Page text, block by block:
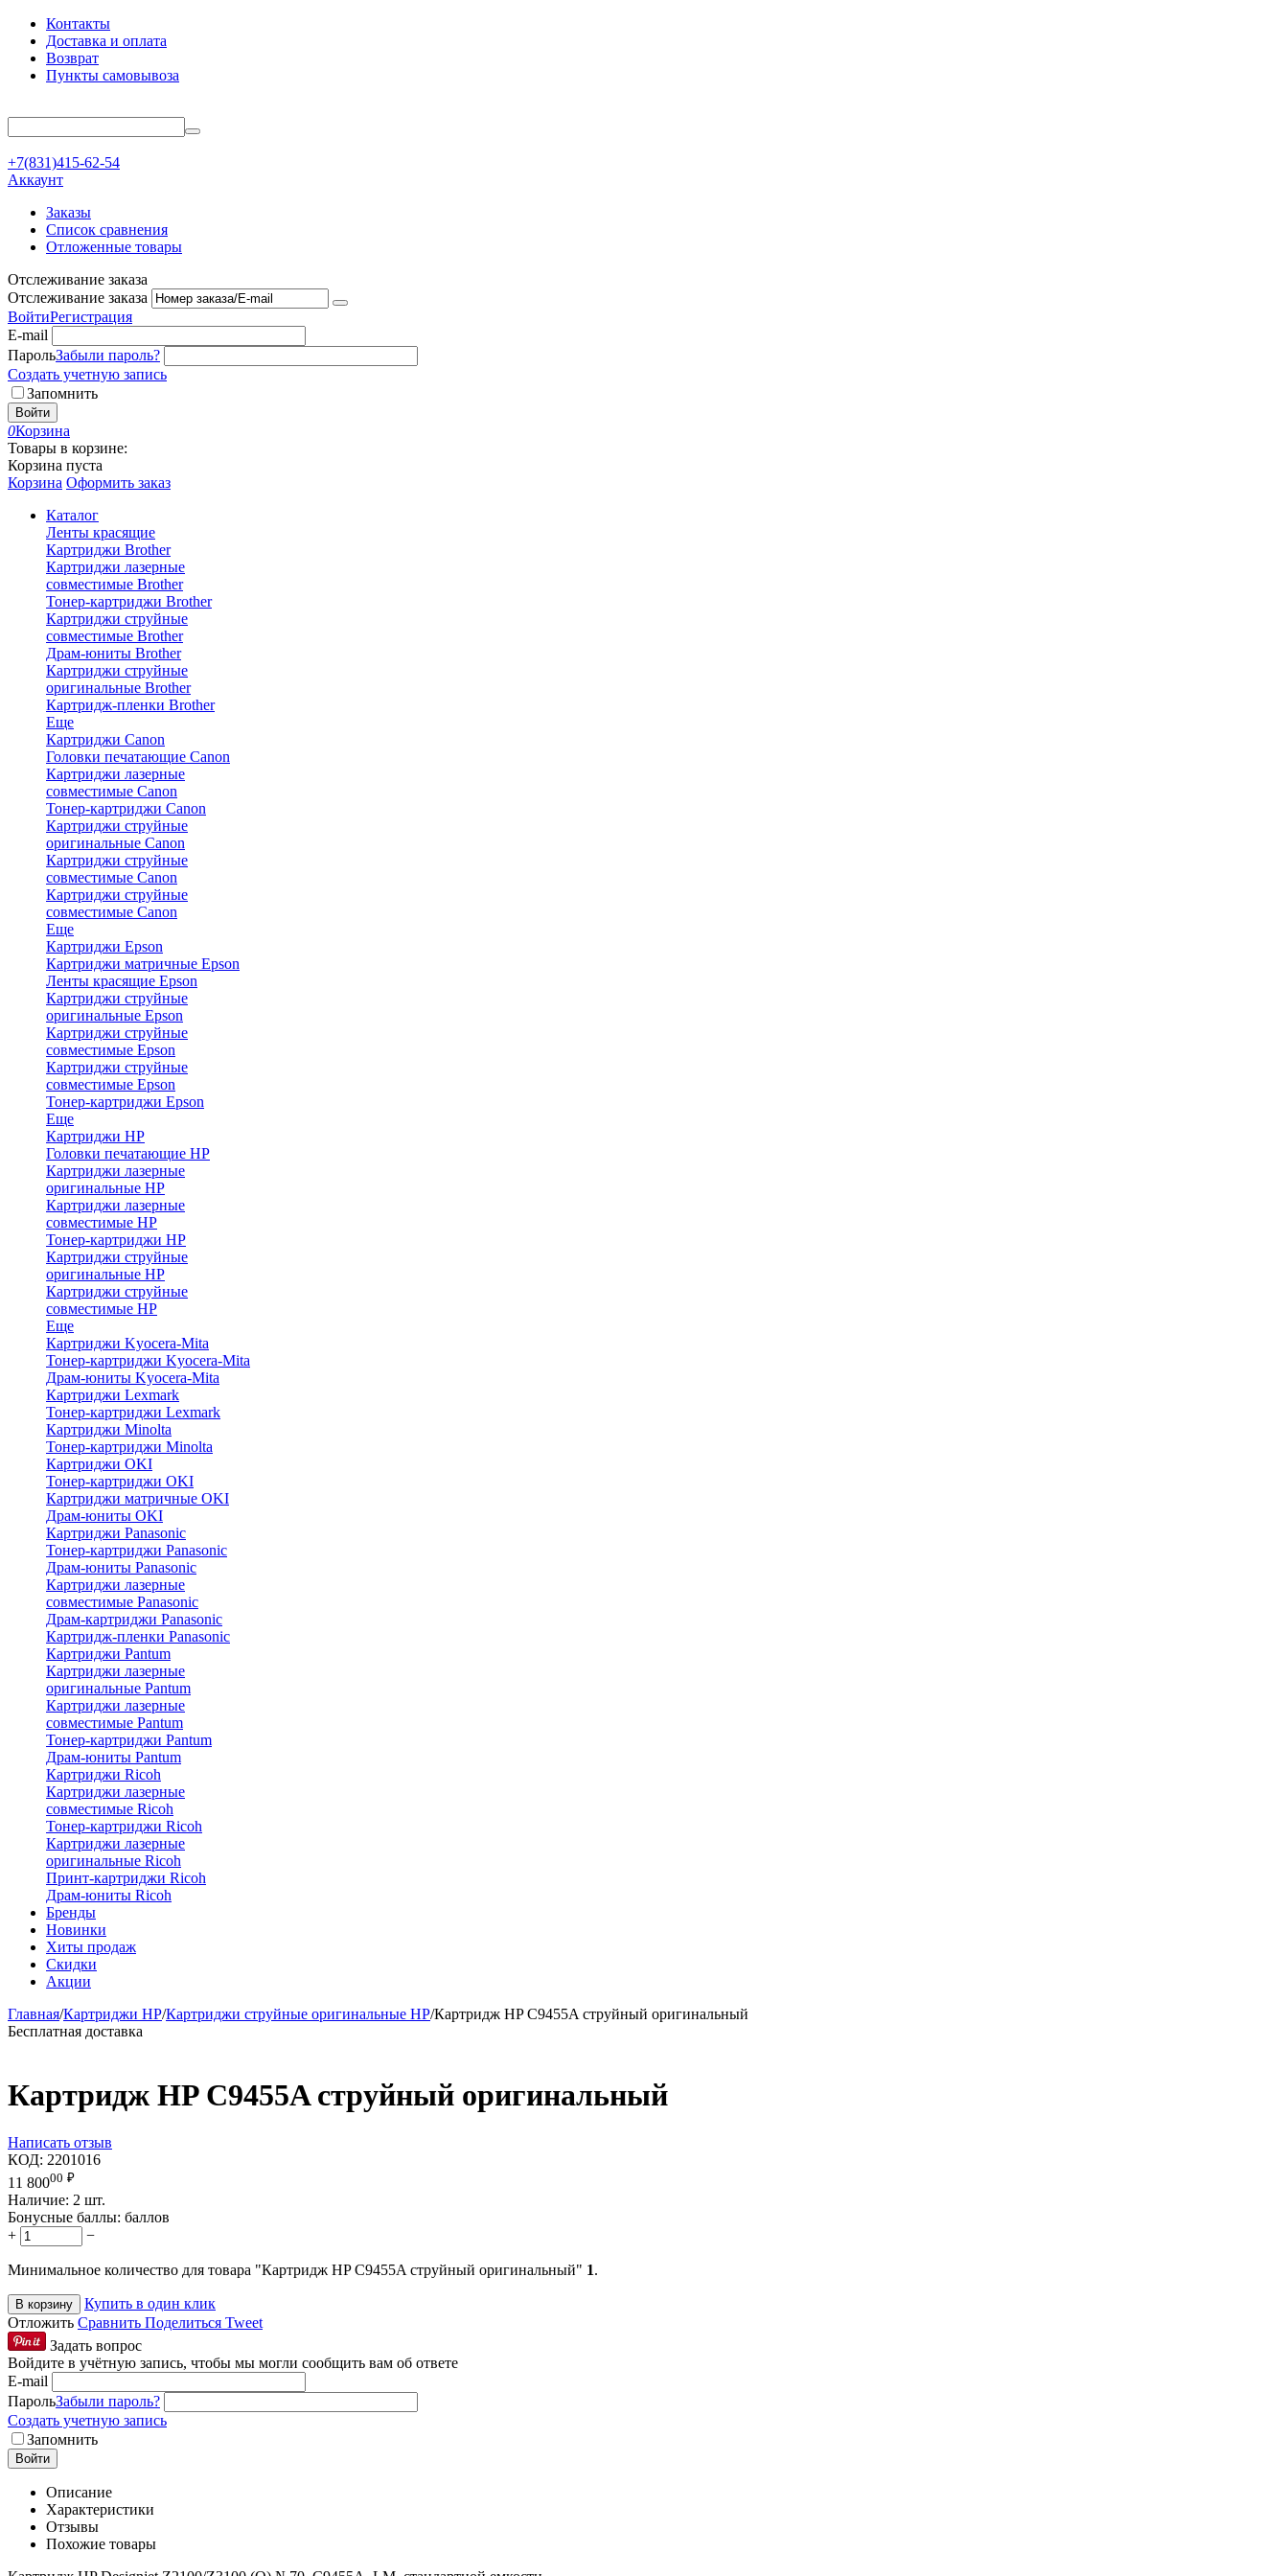
Контакты
Доставка и оплата
Возврат
Пункты самовывоза
+7(831)415-62-54
Аккаунт
Заказы
Список сравнения
Отложенные товары
Отслеживание заказа
Отслеживание заказа
ВойтиРегистрация
E-mail
ПарольЗабыли пароль?
Создать учетную запись
Запомнить
Войти
0Корзина
Товары в корзине:
Корзина пуста
Корзина Оформить заказ
Каталог
Ленты красящие
Картриджи Brother
Картриджи лазерные
совместимые Brother
Тонер-картриджи Brother
Картриджи струйные
совместимые Brother
Драм-юниты Brother
Картриджи струйные
оригинальные Brother
Картридж-пленки Brother
Еще
Картриджи Canon
Головки печатающие Canon
Картриджи лазерные
совместимые Canon
Тонер-картриджи Canon
Картриджи струйные
оригинальные Canon
Картриджи струйные
совместимые Canon
Картриджи струйные
совместимые Canon
Еще
Картриджи Epson
Картриджи матричные Epson
Ленты красящие Epson
Картриджи струйные
оригинальные Epson
Картриджи струйные
совместимые Epson
Картриджи струйные
совместимые Epson
Тонер-картриджи Epson
Еще
Картриджи HP
Головки печатающие HP
Картриджи лазерные
оригинальные HP
Картриджи лазерные
совместимые HP
Тонер-картриджи HP
Картриджи струйные
оригинальные HP
Картриджи струйные
совместимые HP
Еще
Картриджи Kyocera-Mita
Тонер-картриджи Kyocera-Mita
Драм-юниты Kyocera-Mita
Картриджи Lexmark
Тонер-картриджи Lexmark
Картриджи Minolta
Тонер-картриджи Minolta
Картриджи OKI
Тонер-картриджи OKI
Картриджи матричные OKI
Драм-юниты OKI
Картриджи Panasonic
Тонер-картриджи Panasonic
Драм-юниты Panasonic
Картриджи лазерные
совместимые Panasonic
Драм-картриджи Panasonic
Картридж-пленки Panasonic
Картриджи Pantum
Картриджи лазерные
оригинальные Pantum
Картриджи лазерные
совместимые Pantum
Тонер-картриджи Pantum
Драм-юниты Pantum
Картриджи Ricoh
Картриджи лазерные
совместимые Ricoh
Тонер-картриджи Ricoh
Картриджи лазерные
оригинальные Ricoh
Принт-картриджи Ricoh
Драм-юниты Ricoh
Бренды
Новинки
Хиты продаж
Скидки
Акции
Главная/Картриджи HP/Картриджи струйные оригинальные HP/Картридж HP C9455A струйный оригинальный
Бесплатная доставка
Картридж HP C9455A струйный оригинальный
Написать отзыв
КОД: 2201016
11 80000 ₽
Наличие: 2 шт.
Бонусные баллы: баллов
+
−
Минимальное количество для товара "Картридж HP C9455A струйный оригинальный" 1.
В корзину
Купить в один клик
Отложить Сравнить Поделиться Tweet
Задать вопрос
Войдите в учётную запись, чтобы мы могли сообщить вам об ответе
E-mail
ПарольЗабыли пароль?
Создать учетную запись
Запомнить
Войти
Описание
Характеристики
Отзывы
Похожие товары